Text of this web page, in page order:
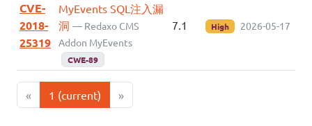
CVE-
2018-
25319
MyEvents SQL注入漏
洞 — Redaxo CMS
Addon MyEvents
CWE-89
7.1 High 2026-05-17
« 1 (current) »